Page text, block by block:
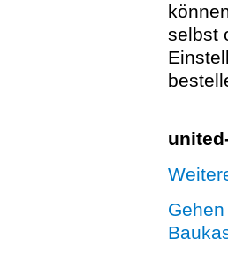
selbst